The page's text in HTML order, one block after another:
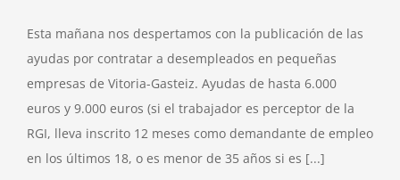
Esta mañana nos despertamos con la publicación de las
ayudas por contratar a desempleados en pequeñas
empresas de Vitoria-Gasteiz. Ayudas de hasta 6.000
euros y 9.000 euros (si el trabajador es perceptor de la
RGI, lleva inscrito 12 meses como demandante de empleo
en los últimos 18, o es menor de 35 años si es [...]